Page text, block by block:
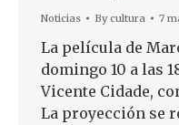
Noticias Bycultura 7
La película de
domingo 10 a las
Vicente Cidade,
La proyección se